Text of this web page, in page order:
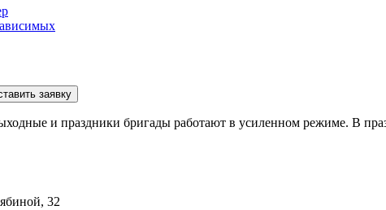
заявку
и праздники бригады работают в усиленном режиме. В
32